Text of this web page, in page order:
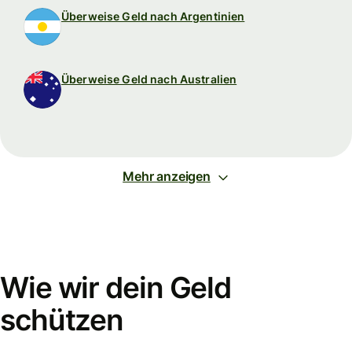
Überweise Geld nach Argentinien
Überweise Geld nach Australien
Mehr anzeigen
Wie wir dein Geld
schützen